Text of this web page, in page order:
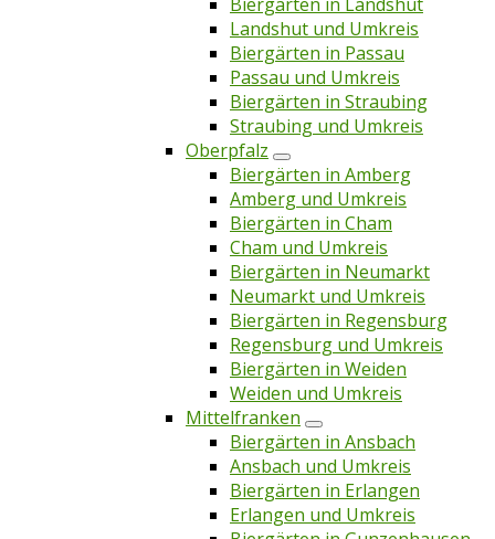
Landshut und Umkreis
Biergärten in Passau
Passau und Umkreis
Biergärten in Straubing
Straubing und Umkreis
Oberpfalz
Biergärten in Amberg
Amberg und Umkreis
Biergärten in Cham
Cham und Umkreis
Biergärten in Neumarkt
Neumarkt und Umkreis
Biergärten in Regensburg
Regensburg und Umkreis
Biergärten in Weiden
Weiden und Umkreis
Mittelfranken
Biergärten in Ansbach
Ansbach und Umkreis
Biergärten in Erlangen
Erlangen und Umkreis